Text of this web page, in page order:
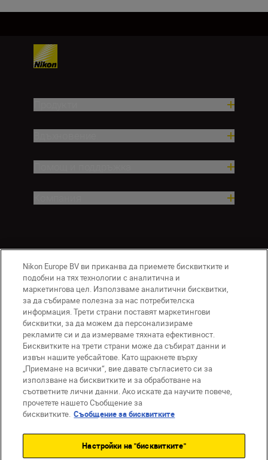
BG Nikon Sites
Връзка с нас
Съобщение за поверителност
Условия за използване
Съобщение за бисквитки
Настройки за бисквитките
Back to top
Nikon Europe BV ви приканва да приемете бисквитките и
подобни на тях технологии с аналитична и
маркетингова цел. Използваме аналитични бисквитки,
за да събираме полезна за нас потребителска
информация. Трети страни поставят маркетингови
бисквитки, за да можем да персонализираме
рекламите си и да измерваме тяхната ефективност.
Бисквитките на трети страни може да събират данни и
извън нашите уебсайтове. Като щракнете върху
„Приемане на всички“, вие давате съгласието си за
използване на бисквитките и за обработване на
съответните лични данни. Ако искате да научите повече,
прочетете нашето Съобщение за
бисквитките. Съобщение за бисквитките
Настройки на "бисквитките"